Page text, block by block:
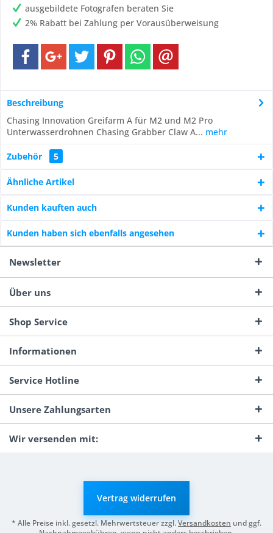
ausgebildete Fotografen beraten Sie
2% Rabatt bei Zahlung per Vorausüberweisung
Beschreibung
Chasing Innovation Greifarm A für M2 und M2 Pro
Unterwasserdrohnen Chasing Grabber Claw A... mehr
Zubehör 5
Ähnliche Artikel
Kunden kauften auch
Kunden haben sich ebenfalls angesehen
Newsletter
Über uns
Shop Service
Informationen
Service Hotline
Unsere Zahlungsarten
Wir versenden mit:
Vertrag widerrufen
* Alle Preise inkl. gesetzl. Mehrwertsteuer zzgl.Versandkosten und ggf.